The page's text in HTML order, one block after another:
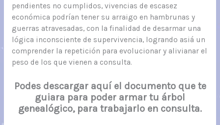
pendientes no cumplidos, vivencias de escasez
económica podrían tener su arraigo en hambrunas y
guerras atravesadas, con la finalidad de desarmar una
lógica inconsciente de supervivencia, logrando asiá un
comprender la repetición para evolucionar y alivianar el
peso de los que vienen a consulta.
Podes descargar aquí el documento que te
guiara para poder armar tu árbol
genealógico, para trabajarlo en consulta.